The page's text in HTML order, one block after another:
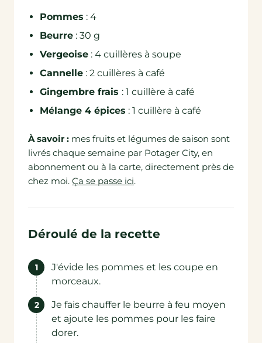
Pommes : 4
Beurre : 30 g
Vergeoise : 4 cuillères à soupe
Cannelle : 2 cuillères à café
Gingembre frais : 1 cuillère à café
Mélange 4 épices : 1 cuillère à café
À savoir : mes fruits et légumes de saison sont
livrés chaque semaine par Potager City, en
abonnement ou à la carte, directement près de
chez moi. Ça se passe ici.
Déroulé de la recette
J'évide les pommes et les coupe en
morceaux.
Je fais chauffer le beurre à feu moyen
et ajoute les pommes pour les faire
dorer.